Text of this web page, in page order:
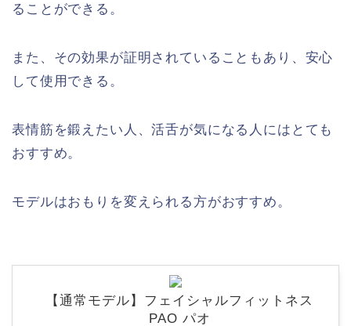
ることができる。
また、その効果が証明されていることもあり、安心
して使用できる。
表情筋を鍛えたい人、活舌が気になる人にはとても
おすすめ。
モデルはおもりを変えられる方がおすすめ。
【通常モデル】フェイシャルフィットネス
PAO パオ